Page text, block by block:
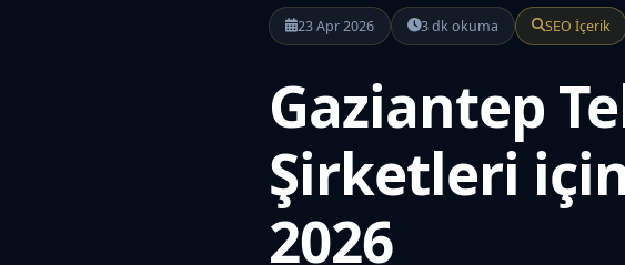
23 Apr 2026 3 dk okuma SEO İçerik
Gaziantep
Şirketleri
2026